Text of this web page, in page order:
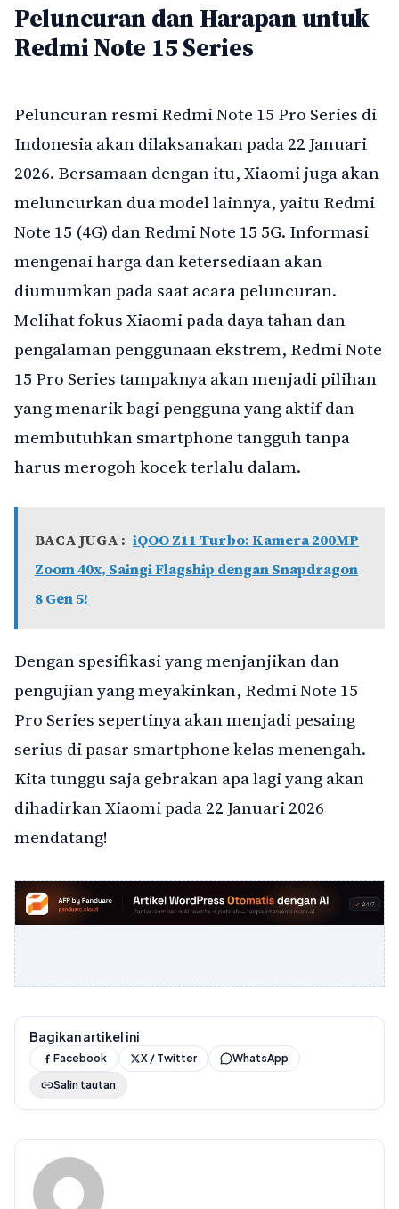
Peluncuran dan Harapan untuk
Redmi Note 15 Series
Peluncuran resmi Redmi Note 15 Pro Series di
Indonesia akan dilaksanakan pada 22 Januari
2026. Bersamaan dengan itu, Xiaomi juga akan
meluncurkan dua model lainnya, yaitu Redmi
Note 15 (4G) dan Redmi Note 15 5G. Informasi
mengenai harga dan ketersediaan akan
diumumkan pada saat acara peluncuran.
Melihat fokus Xiaomi pada daya tahan dan
pengalaman penggunaan ekstrem, Redmi Note
15 Pro Series tampaknya akan menjadi pilihan
yang menarik bagi pengguna yang aktif dan
membutuhkan smartphone tangguh tanpa
harus merogoh kocek terlalu dalam.
BACA JUGA : iQOO Z11 Turbo: Kamera 200MP
Zoom 40x, Saingi Flagship dengan Snapdragon
8 Gen 5!
Dengan spesifikasi yang menjanjikan dan
pengujian yang meyakinkan, Redmi Note 15
Pro Series sepertinya akan menjadi pesaing
serius di pasar smartphone kelas menengah.
Kita tunggu saja gebrakan apa lagi yang akan
dihadirkan Xiaomi pada 22 Januari 2026
mendatang!
Bagikan artikel ini
Facebook X / Twitter
WhatsApp
Salin tautan